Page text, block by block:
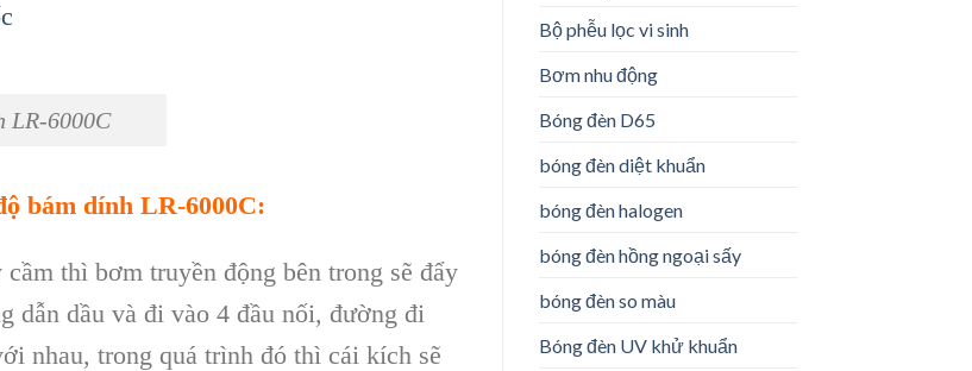
Bộ phễu lọc vi sinh
Bơm nhu động
Bóng đèn D65
bóng đèn diệt khuẩn
bóng đèn halogen
bóng đèn hồng ngoại sấy
bóng đèn so màu
Bóng đèn UV khử khuẩn
LR-6000C
bám dính LR-6000C:
thì bơm truyền động bên trong sẽ đẩy
dẫn dầu và đi vào 4 đầu nối, đường đi
nhau, trong quá trình đó thì cái kích sẽ